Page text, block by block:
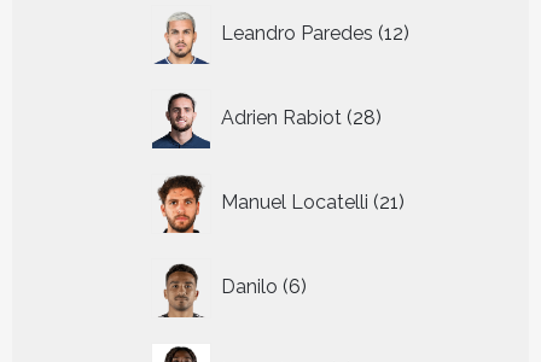
Leandro Paredes 12
producten
Adrien Rabiot 28
producten
Manuel Locatelli 21
producten
Danilo 6
producten